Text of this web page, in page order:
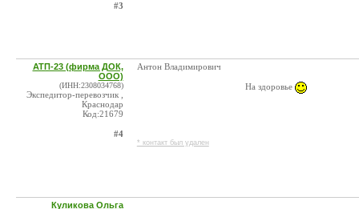
#3
АТП-23 (фирма ДОК,
ООО)
(ИНН:2308034768)
Экспедитор-перевозчик ,
Краснодар
Код:21679
#4
Антон Владимирович
* контакт был удален
На здоровье
Куликова Ольга